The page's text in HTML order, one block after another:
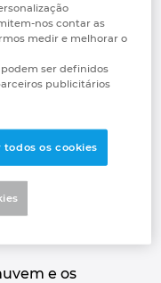
engenharia
parte dos seus
apresenta um
entre
que permite
da
em
meados de
e paga
e os
nos contar as
medir e melhorar o
ser definidos
publicitários
os cookies